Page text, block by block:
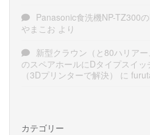
Panasonic食洗機NP-TZ300
やまこお より
新型クラウン（と80ハリアー
のスペアホールにDタイプスイ
（3Dプリンターで解決）
に
カテゴリー